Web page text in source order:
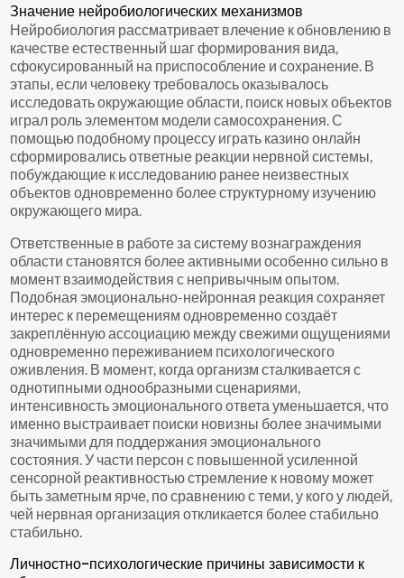
Значение нейробиологических механизмов
Нейробиология рассматривает влечение к обновлению в
качестве естественный шаг формирования вида,
сфокусированный на приспособление и сохранение. В
этапы, если человеку требовалось оказывалось
исследовать окружающие области, поиск новых объектов
играл роль элементом модели самосохранения. С
помощью подобному процессу играть казино онлайн
сформировались ответные реакции нервной системы,
побуждающие к исследованию ранее неизвестных
объектов одновременно более структурному изучению
окружающего мира.
Ответственные в работе за систему вознаграждения
области становятся более активными особенно сильно в
момент взаимодействия с непривычным опытом.
Подобная эмоционально-нейронная реакция сохраняет
интерес к перемещениям одновременно создаёт
закреплённую ассоциацию между свежими ощущениями
одновременно переживанием психологического
оживления. В момент, когда организм сталкивается с
однотипными однообразными сценариями,
интенсивность эмоционального ответа уменьшается, что
именно выстраивает поиски новизны более значимыми
значимыми для поддержания эмоционального
состояния. У части персон с повышенной усиленной
сенсорной реактивностью стремление к новому может
быть заметным ярче, по сравнению с теми, у кого у людей,
чей нервная организация откликается более стабильно
стабильно.
Личностно-психологические причины зависимости к